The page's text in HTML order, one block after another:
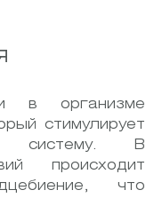
в организме
стимулирует
систему. В
происходит
что